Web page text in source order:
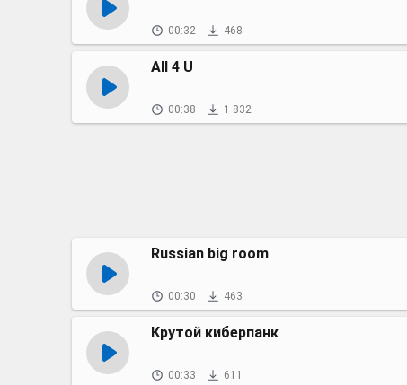
00:32 468
All 4 U
00:38 1 832
Russian big room
00:30 463
Крутой киберпанк
00:33 611